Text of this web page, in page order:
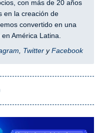
con más de 20 años
en la creación de
convertido en una
América Latina.
TwitteryFacebook